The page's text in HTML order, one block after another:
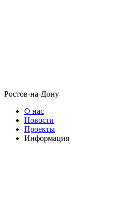
Ростов-на-Дону
О нас
Новости
Проекты
Информация